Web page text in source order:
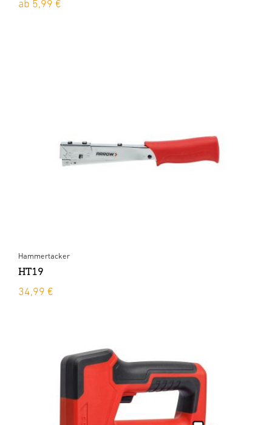
ab 5,99 €
Hammertacker
HT19
34,99 €